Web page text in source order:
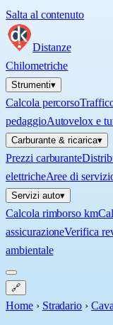
Salta al contenuto
Distanze
Chilometriche
Strumenti▾
Calcola percorso
pedaggioAutovelox e
Carburante & ricarica▾
Prezzi carburante
elettricheAree di
Servizi auto▾
Calcola rimborso km
assicurazioneVerifica
ambientale
🔗
Home › Stradario ›